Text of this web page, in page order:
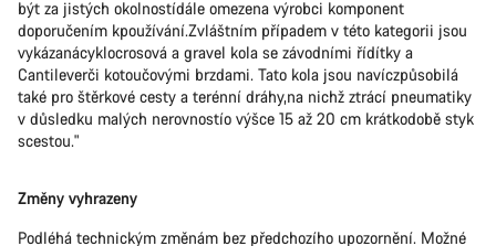
být za jistých okolnostídále omezena výrobci komponent
doporučením kpoužívání.Zvláštním případem v této kategorii jsou
vykázanácyklocrosová a gravel kola se závodními řídítky a
Cantileverči kotoučovými brzdami. Tato kola jsou navíczpůsobilá
také pro štěrkové cesty a terénní dráhy,na nichž ztrácí pneumatiky
v důsledku malých nerovnostío výšce 15 až 20 cm krátkodobě styk
scestou."
Změny vyhrazeny
Podléhá technickým změnám bez předchozího upozornění. Možné